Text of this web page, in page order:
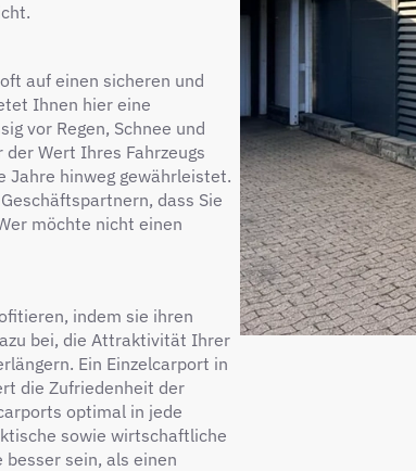
auf einen sicheren und
Ihnen hier eine
vor Regen, Schnee und
Wert Ihres Fahrzeugs
Jahre hinweg gewährleistet.
dass Sie
möchte nicht einen
indem sie ihren
bei, die Attraktivität Ihrer
Ein Einzelcarport in
die Zufriedenheit der
optimal in jede
sowie wirtschaftliche
sein, als einen